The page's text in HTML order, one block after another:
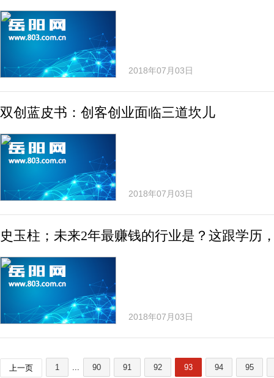
2018年07月03日
双创蓝皮书：创客创业面临三道坎儿
2018年07月03日
史玉柱；未来2年最赚钱的行业是？这跟学历
2018年07月03日
上一页 1 ... 90 91 92 93 94 95